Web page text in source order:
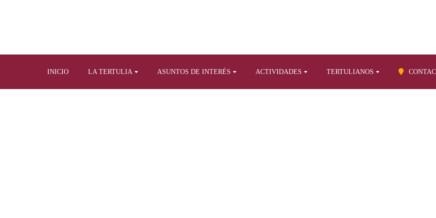
INICIO LA TERTULIA ASUNTOS DE INTERÉS ACTIVIDADES TERTULIANOS